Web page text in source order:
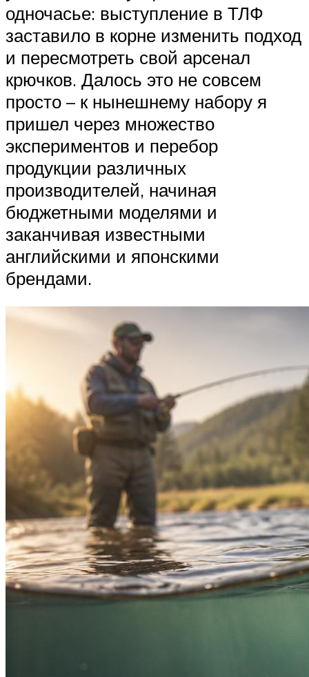
одночасье: выступление в ТЛФ
заставило в корне изменить подход
и пересмотреть свой арсенал
крючков. Далось это не совсем
просто – к нынешнему набору я
пришел через множество
экспериментов и перебор
продукции различных
производителей, начиная
бюджетными моделями и
заканчивая известными
английскими и японскими
брендами.